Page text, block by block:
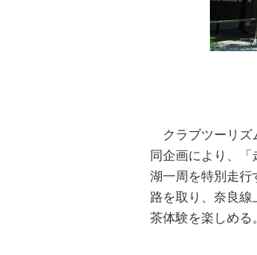
クラブツーリズ
同企画により、
湖一周を特別走行
路を取り、奈良
茶体験を楽しめる